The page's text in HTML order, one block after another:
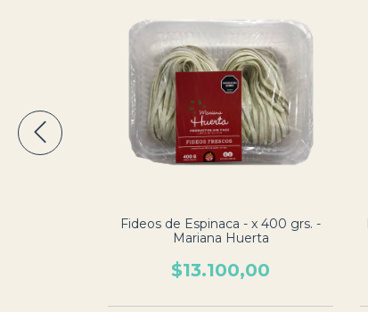
Fideos de Espinaca - x 400 grs. -
Mariana Huerta
$13.100,00